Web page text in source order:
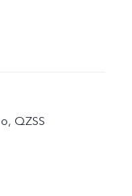
QZSS